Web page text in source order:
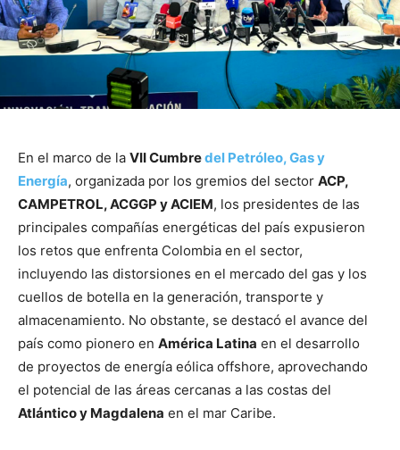
En el marco de la VII Cumbredel Petróleo, Gas y
Energía, organizada por los gremios del sector ACP,
CAMPETROL, ACGGP y ACIEM, los presidentes de las
principales compañías energéticas del país expusieron
los retos que enfrenta Colombia en el sector,
incluyendo las distorsiones en el mercado del gas y los
cuellos de botella en la generación, transporte y
almacenamiento. No obstante, se destacó el avance del
país como pionero en América Latina en el desarrollo
de proyectos de energía eólica offshore, aprovechando
el potencial de las áreas cercanas a las costas del
Atlántico y Magdalena en el mar Caribe.